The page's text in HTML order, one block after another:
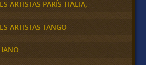
ARTISTAS PARÍS-ITALIA,
ARTISTAS TANGO